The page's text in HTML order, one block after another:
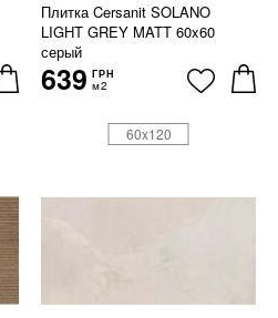
Плитка Cersanit SOLANO
LIGHT GREY MATT 60x60
серый
639 ГРН
м2
60x120